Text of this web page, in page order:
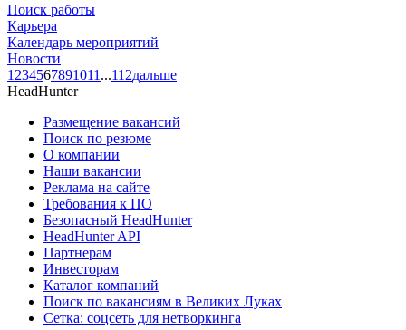
Поиск работы
Карьера
Календарь мероприятий
Новости
1 234567891011 ...112дальше
HeadHunter
Размещение вакансий
Поиск по резюме
О компании
Наши вакансии
Реклама на сайте
Требования к ПО
Безопасный HeadHunter
HeadHunter API
Партнерам
Инвесторам
Каталог компаний
Поиск по вакансиям в Великих Луках
Сетка: соцсеть для нетворкинга